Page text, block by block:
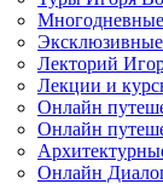
Эксклюзивные
Лекторий
Лекции и
Онлайн
Онлайн
Онлайн